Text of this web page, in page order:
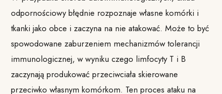
odpornościowy błędnie rozpoznaje własne komórki i
tkanki jako obce i zaczyna na nie atakować. Może to być
spowodowane zaburzeniem mechanizmów tolerancji
immunologicznej, w wyniku czego limfocyty T i B
zaczynają produkować przeciwciała skierowane
przeciwko własnym komórkom. Ten proces ataku na